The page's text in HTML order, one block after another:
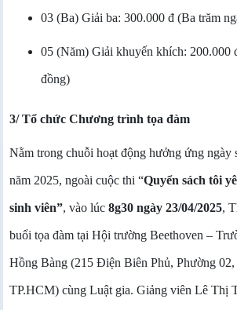
03 (Ba) Giải ba: 300.000 đ (Ba trăm
05 (Năm) Giải khuyến khích: 200.000
đồng)
3/ Tổ chức Chương trình tọa đàm
Nằm trong chuỗi hoạt động hưởng ứng ngày
năm 2025, ngoài cuộc thi “Quyển sách tôi
sinh viên”, vào lúc 8g30 ngày 23/04/2025,
buổi tọa đàm tại Hội trường Beethoven –
Hồng Bàng (215 Điện Biên Phủ, Phường
TP.HCM) cùng Luật gia. Giảng viên Lê Thị